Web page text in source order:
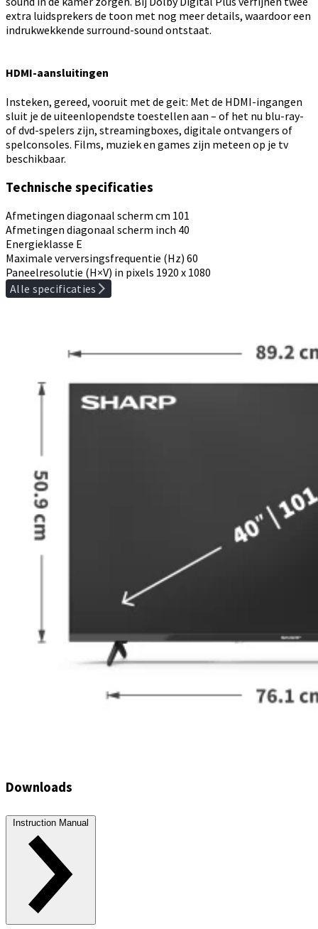
extra luidsprekers de toon met nog meer details, waardoor een
indrukwekkende surround-sound ontstaat.
HDMI-aansluitingen
Insteken, gereed, vooruit met de geit: Met de HDMI-ingangen
sluit je de uiteenlopendste toestellen aan – of het nu blu-ray-
of dvd-spelers zijn, streamingboxes, digitale ontvangers of
spelconsoles. Films, muziek en games zijn meteen op je tv
beschikbaar.
Technische specificaties
Afmetingen diagonaal scherm cm 101
Afmetingen diagonaal scherm inch 40
Energieklasse E
Maximale verversingsfrequentie (Hz) 60
Paneelresolutie (H×V) in pixels 1920 x 1080
Alle specificaties
Downloads
Instruction Manual